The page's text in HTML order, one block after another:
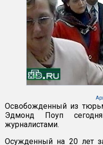
Освобожденный из
Эдмонд Поуп
журналистами.
Осужденный на 20 лет